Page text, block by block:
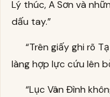
Lý thúc, A Sơn và
dấu tay.”
“Trên giấy ghi rõ
làng hợp lực cứu lên
“Lục Vân Đình